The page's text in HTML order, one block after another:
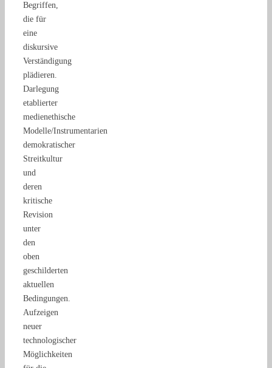
Begriffen,
die für
eine
diskursive
Verständigung
plädieren.
Darlegung
etablierter
medienethische
Modelle/Instrumentarien
demokratischer
Streitkultur
und
deren
kritische
Revision
unter
den
oben
geschilderten
aktuellen
Bedingungen.
Aufzeigen
neuer
technologischer
Möglichkeiten